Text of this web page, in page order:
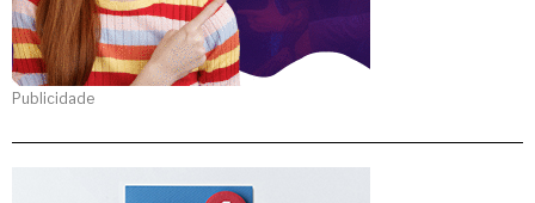
Publicidade